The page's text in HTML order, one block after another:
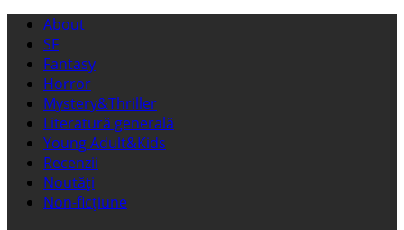
Sari
conținut
Meniu
principal
About
SF
Fantasy
Horror
Mystery&Thriller
Literatură generală
Young Adult&Kids
Recenzii
Noutăți
Non-ficțiune